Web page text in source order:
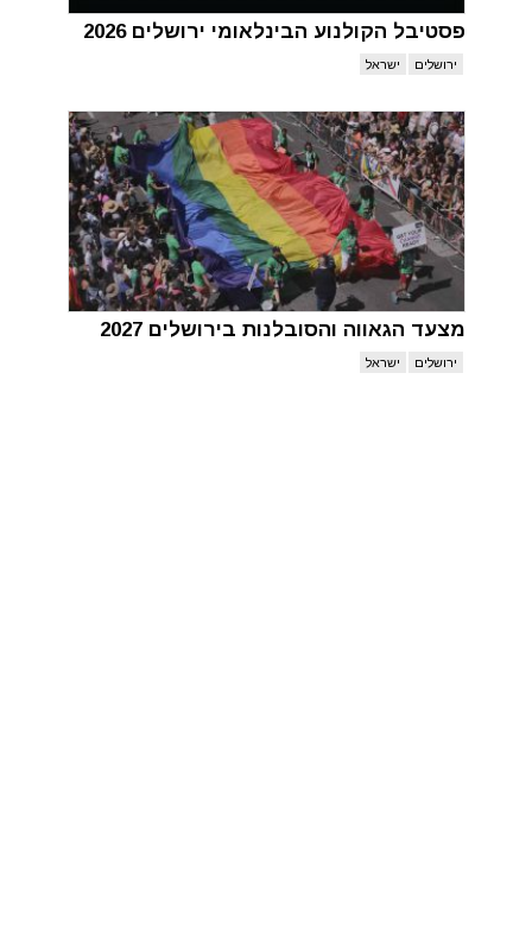
פסטיבל הקולנוע הבינלאומי ירושלים 2026
ירושלים ישראל
מצעד הגאווה והסובלנות בירושלים 2027
ירושלים ישראל